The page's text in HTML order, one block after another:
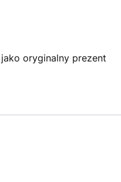
oryginalny prezent